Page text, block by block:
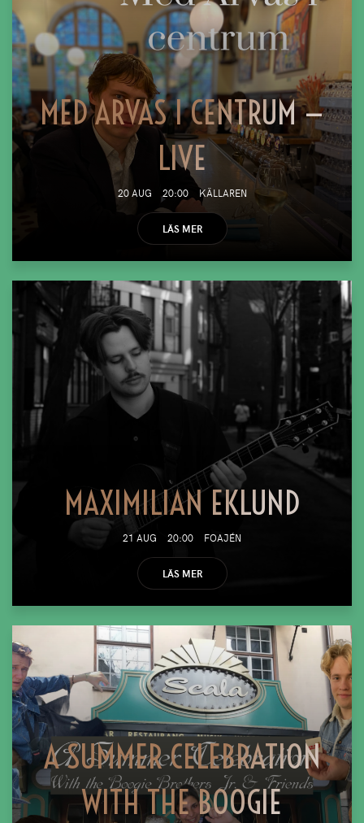
MED ARVAS I CENTRUM —
LIVE
20 AUG 20:00 KÄLLAREN
LÄS MER
MAXIMILIAN EKLUND
21 AUG 20:00 FOAJÉN
LÄS MER
A SUMMER CELEBRATION
WITH THE BOOGIE